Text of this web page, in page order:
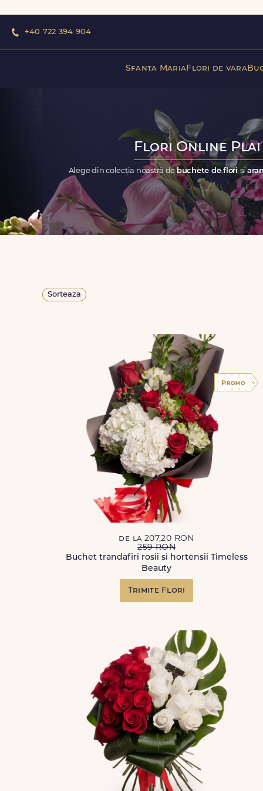
+40 722 394 904
Sfanta MariaFlori de vara
Flori Online Plai
Alege din colecția noastră debuchete de flori și
Sorteaza
de la 207,20 RON
259 RON
Buchet trandafiri rosii si hortensii Timeless
Beauty
Trimite Flori